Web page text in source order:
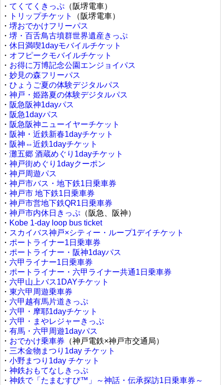
・ てくてくきっぷ （阪堺電車）
・
トリップチケット
（阪堺電車）
・ 堺おでかけフリーパス
・ 堺・百舌鳥古墳群世界遺産きっぷ
・ 休日満喫1dayモバイルチケット
・ オフピークモバイルチケット
・ お得に万博記念公園エンジョイパス
・ 妙見の森フリーパス
・ ひょうご夏の体験デジタルパス
・ 神戸・姫路夏の体験デジタルパス
・ 阪急阪神1dayパス
・ 阪急1dayパス
・ 阪急阪神ニューイヤーチケット
・ 阪神・近鉄新春1dayチケット
・ 阪神⇔近鉄1dayチケット
・ 灘五郷 酒蔵めぐり1dayチケット
・ 神戸街めぐり1dayクーポン
・ 神戸周遊パス
・ 神戸市バス・地下鉄1日乗車券
・ 神戸市 地下鉄1日乗車券
・ 神戸市営地下鉄QR1日乗車券
・ 神戸市内休日きっぷ （阪急、阪神）
・ Kobe 1-day loop bus ticket
・ スカイバス神戸×シティー・ループ1デイチケット
・ ポートライナー1日乗車券
・ ポートライナー・阪神1dayパス
・ 六甲ライナー1日乗車券
・ ポートライナー・六甲ライナー共通1日乗車券
・ 六甲山上バス1DAYチケット
・ 東六甲周遊乗車券
・ 六甲越有馬片道きっぷ
・ 六甲・摩耶1dayチケット
・ 六甲・まやレジャーきっぷ
・ 有馬・六甲周遊1dayパス
・ おでかけ乗車券 （神戸電鉄×神戸市交通局）
・ 三木金物まつり1day チケット
・ 小野まつり1day チケット
・ 神鉄おもてなしきっぷ
・ 神鉄で「たまむすび™」～神話・伝承探訪1日乗車券～